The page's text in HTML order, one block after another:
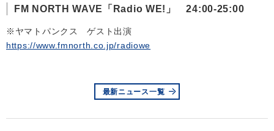
オーディション
直営ショップ
サイトマップ
FM NORTH WAVE「Radio WE!」 24:00-25:00
※ヤマトパンクス ゲスト出演
https://www.fmnorth.co.jp/radiowe
最新ニュース一覧